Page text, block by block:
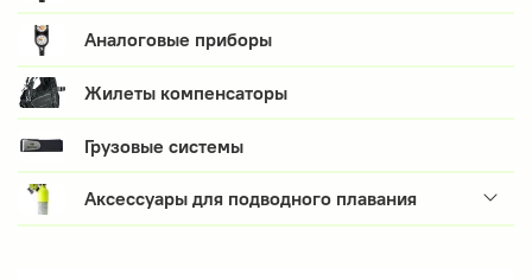
Аналоговые приборы
Жилеты компенсаторы
Грузовые системы
Аксессуары для подводного плавания